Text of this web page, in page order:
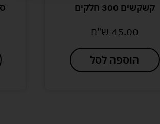
קשקשים 300 חלקים
45.00 ש"ח
הוספה לסל